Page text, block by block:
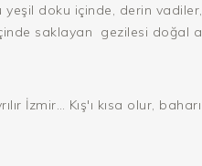
doku içinde, derin
saklayan gezilesi doğal
İzmir… Kış'ı kısa olur,